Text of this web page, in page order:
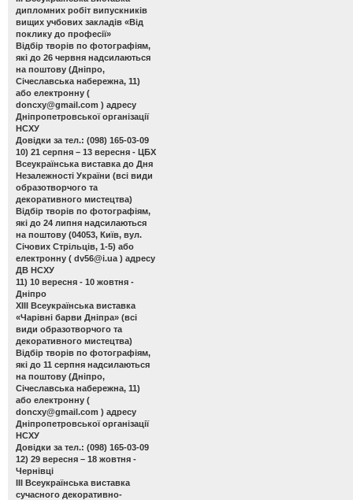
дипломних робіт випускників
вищих учбових закладів «Від
поклику до професії»
Відбір творів по фотографіям,
які до 26 червня надсилаються
на поштову (Дніпро,
Січеславська набережна, 11)
або електронну (
doncxy@gmail.com ) адресу
Дніпропетровської організації
НСХУ
Довідки за тел.: (098) 165-03-09
10) 21 серпня – 13 вересня - ЦБХ
Всеукраїнська виставка до Дня
Незалежності України (всі види
образотворчого та
декоративного мистецтва)
Відбір творів по фотографіям,
які до 24 липня надсилаються
на поштову (04053, Київ, вул.
Січових Стрільців, 1-5) або
електронну ( dv56@i.ua ) адресу
ДВ НСХУ
11) 10 вересня - 10 жовтня -
Дніпро
ХІІІ Всеукраїнська виставка
«Чарівні барви Дніпра» (всі
види образотворчого та
декоративного мистецтва)
Відбір творів по фотографіям,
які до 11 серпня надсилаються
на поштову (Дніпро,
Січеславська набережна, 11)
або електронну (
doncxy@gmail.com ) адресу
Дніпропетровської організації
НСХУ
Довідки за тел.: (098) 165-03-09
12) 29 вересня – 18 жовтня -
Чернівці
ІІІ Всеукраїнська виставка
сучасного декоративно-